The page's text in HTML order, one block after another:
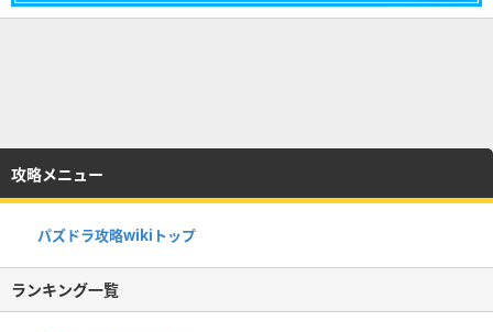
攻略メニュー
パズドラ攻略wikiトップ
ランキング一覧